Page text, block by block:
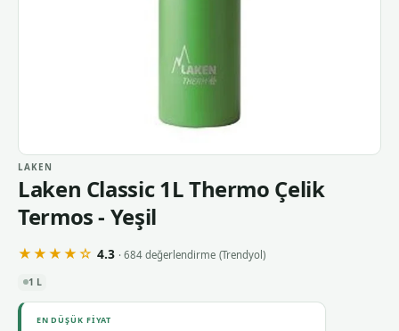
LAKEN
Laken Classic 1L Thermo Çelik
Termos - Yeşil
★★★★☆ 4.3 · 684 değerlendirme (Trendyol)
1 L
EN DÜŞÜK FIYAT